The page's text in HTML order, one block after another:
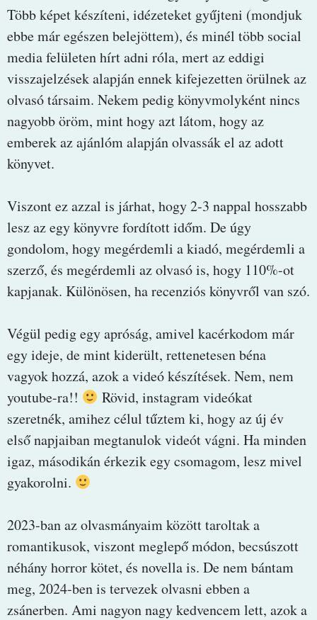
Több képet készíteni, idézeteket gyűjteni (mondjuk
ebbe már egészen belejöttem), és minél több social
media felületen hírt adni róla, mert az eddigi
visszajelzések alapján ennek kifejezetten örülnek az
olvasó társaim. Nekem pedig könyvmolyként nincs
nagyobb öröm, mint hogy azt látom, hogy az
emberek az ajánlóm alapján olvassák el az adott
könyvet.
Viszont ez azzal is járhat, hogy 2-3 nappal hosszabb
lesz az egy könyvre fordított időm. De úgy
gondolom, hogy megérdemli a kiadó, megérdemli a
szerző, és megérdemli az olvasó is, hogy 110%-ot
kapjanak. Különösen, ha recenziós könyvről van szó.
Végül pedig egy apróság, amivel kacérkodom már
egy ideje, de mint kiderült, rettenetesen béna
vagyok hozzá, azok a videó készítések. Nem, nem
youtube-ra!!
Rövid, instagram videókat
szeretnék, amihez célul tűztem ki, hogy az új év
első napjaiban megtanulok videót vágni. Ha minden
igaz, másodikán érkezik egy csomagom, lesz mivel
gyakorolni.
2023-ban az olvasmányaim között taroltak a
romantikusok, viszont meglepő módon, becsúszott
néhány horror kötet, és novella is. De nem bántam
meg, 2024-ben is tervezek olvasni ebben a
zsánerben. Ami nagyon nagy kedvencem lett, azok a